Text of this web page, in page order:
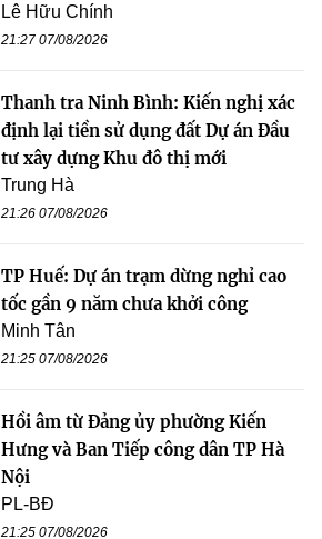
Lê Hữu Chính
21:27 07/08/2026
Thanh tra Ninh Bình: Kiến nghị xác
định lại tiền sử dụng đất Dự án Đầu
tư xây dựng Khu đô thị mới
Trung Hà
21:26 07/08/2026
TP Huế: Dự án trạm dừng nghỉ cao
tốc gần 9 năm chưa khởi công
Minh Tân
21:25 07/08/2026
Hồi âm từ Đảng ủy phường Kiến
Hưng và Ban Tiếp công dân TP Hà
Nội
PL-BĐ
21:25 07/08/2026